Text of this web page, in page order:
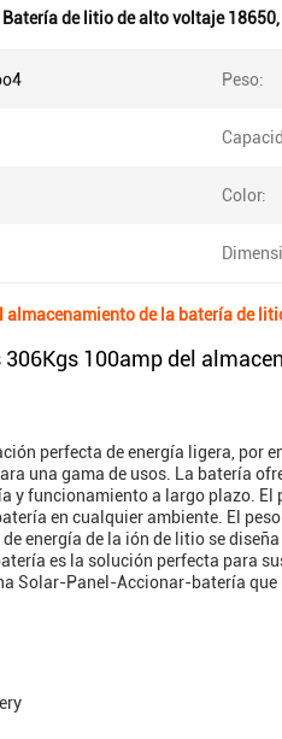
Batería de litio de alto voltaje 18650,
Peso:
Color:
de la batería de
100amp del
perfecta de energía ligera, por
una gama de usos. La batería
y funcionamiento a largo plazo.
en cualquier ambiente. El
energía de la ión de litio se
es la solución perfecta para
Solar-Panel-Accionar-batería